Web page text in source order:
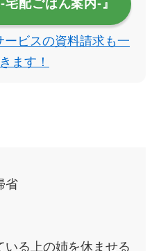
宅配ごはん案内‐』
ビスの資料請求も一
ます！
省
いる上の姉を休ませる